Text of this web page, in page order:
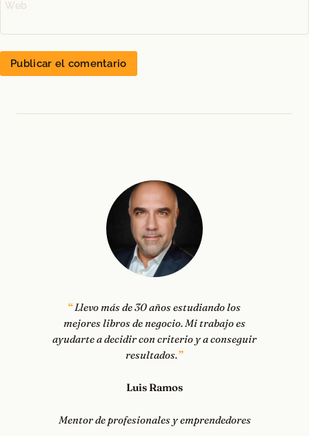
Web
Llevo más de 30 años estudiando los
mejores libros de negocio. Mi trabajo es
ayudarte a decidir con criterio y a conseguir
resultados.
Luis Ramos
Mentor de profesionales y emprendedores